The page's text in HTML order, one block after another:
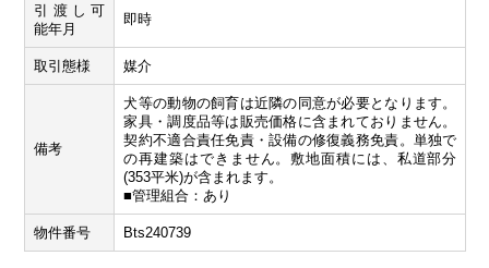
引渡し可
能年月
即時
取引態様 媒介
備考
犬等の動物の飼育は近隣の同意が必要となります。
家具・調度品等は販売価格に含まれておりません。
契約不適合責任免責・設備の修復義務免責。単独で
の再建築はできません。敷地面積には、私道部分
(353平米)が含まれます。
■管理組合：あり
物件番号 Bts240739